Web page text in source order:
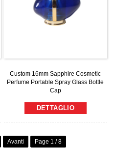
Custom 16mm Sapphire Cosmetic
Perfume Portable Spray Glass Bottle
Cap
DETTAGLIO
Avanti Page 1 / 8